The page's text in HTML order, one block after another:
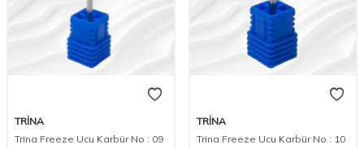
TRİNA
Trina Freeze Ucu Karbür No : 09
TRİNA
Trina Freeze Ucu Karbür No : 10